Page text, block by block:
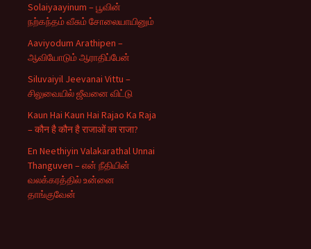
Solaiyaayinum – பூவின்
நற்கந்தம் வீசும் சோலையாயினும்
Aaviyodum Arathipen –
ஆவியோடும் ஆராதிப்பேன்
Siluvaiyil Jeevanai Vittu –
சிலுவையில் ஜீவனை விட்டு
Kaun Hai Kaun Hai Rajao Ka Raja
– कौन है कौन है राजाओं का राजा?
En Neethiyin Valakarathal Unnai
Thanguven – என் நீதியின்
வலக்கரத்தில் உன்னை
தாங்குவேன்